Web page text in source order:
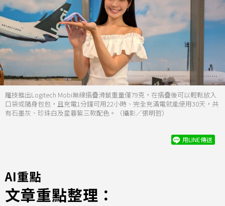
羅技推出Logitech Mobi無線摺疊滑鼠重量僅79克，在摺疊後可以輕鬆放入
口袋或隨身包包，且充電1分鐘可用22小時、完全充滿電就能使用30天，共
有石墨灰、珍珠白及星暮紫三款配色。（攝影／張明哲）
用LINE傳送
AI重點
文章重點整理：